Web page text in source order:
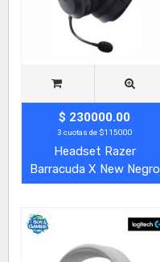
$ 230000.00
3 cuotas de $115000
Headset Razer
Barracuda X New Negro